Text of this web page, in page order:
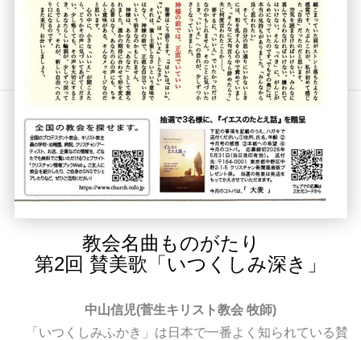
教会名曲ものがたり
第2回 賛美歌「いつくしみ深き」
中山信児(菅生キリスト教会 牧師)
「いつくしみふかき」は日本で一番よく知られている賛